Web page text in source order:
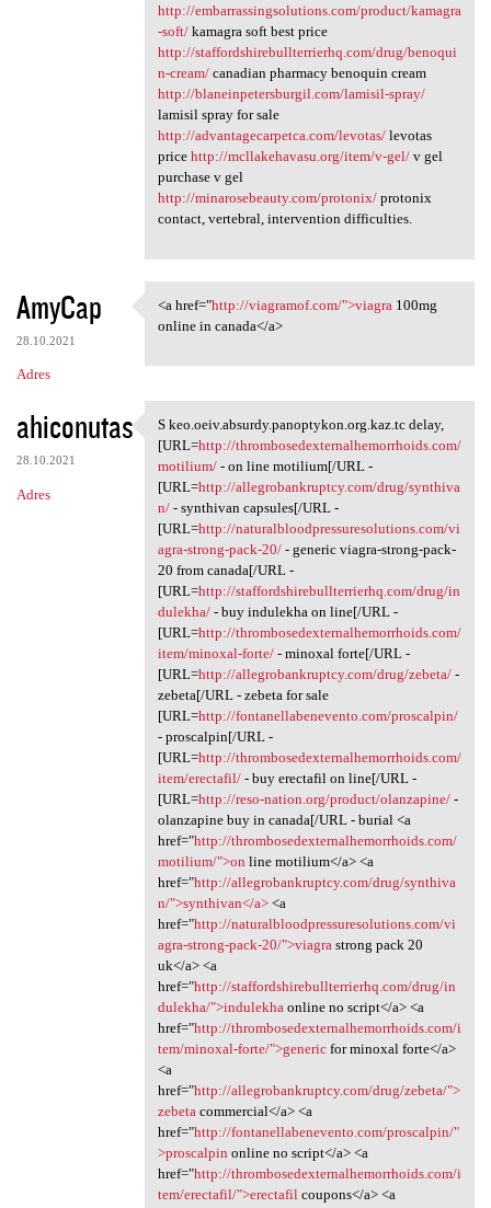
http://embarrassingsolutions.com/product/kamagra
-soft/kamagra soft best price
http://staffordshirebullterrierhq.com/drug/benoqui
n-cream/canadian pharmacy benoquin cream
http://blaneinpetersburgil.com/lamisil-spray/
lamisil spray for sale
http://advantagecarpetca.com/levotas/levotas
price http://mcllakehavasu.org/item/v-gel/v gel
purchase v gel
http://minarosebeauty.com/protonix/protonix
contact, vertebral, intervention difficulties.
AmyCap
28.10.2021
Adres
<a href="http://viagramof.com
<a href="http://viagramof.com/">viagra 100mg
online in canada</a>
ahiconutas
28.10.2021
Adres
S keo.oeiv.absurdy.panoptykon
S keo.oeiv.absurdy.panoptykon.org.kaz.tc delay,
[URL=http://thrombosedexternalhemorrhoids.com/
motilium/- on line motilium[/URL -
[URL=http://allegrobankruptcy.com/drug/synthiva
n/- synthivan capsules[/URL -
[URL=http://naturalbloodpressuresolutions.com/vi
agra-strong-pack-20/- generic viagra-strong-pack-
20 from canada[/URL -
[URL=http://staffordshirebullterrierhq.com/drug/in
dulekha/- buy indulekha on line[/URL -
[URL=http://thrombosedexternalhemorrhoids.com/
item/minoxal-forte/- minoxal forte[/URL -
[URL=http://allegrobankruptcy.com/drug/zebeta/-
zebeta[/URL - zebeta for sale
[URL=http://fontanellabenevento.com/proscalpin/
- proscalpin[/URL -
[URL=http://thrombosedexternalhemorrhoids.com/
item/erectafil/- buy erectafil on line[/URL -
[URL=http://reso-nation.org/product/olanzapine/-
olanzapine buy in canada[/URL - burial <a
href="http://thrombosedexternalhemorrhoids.com/
motilium/">on line motilium</a> <a
href="http://allegrobankruptcy.com/drug/synthiva
n/">synthivan</a><a
href="http://naturalbloodpressuresolutions.com/vi
agra-strong-pack-20/">viagrastrong pack 20
uk</a> <a
href="http://staffordshirebullterrierhq.com/drug/in
dulekha/">indulekhaonline no script</a> <a
href="http://thrombosedexternalhemorrhoids.com/i
tem/minoxal-forte/">genericfor minoxal forte</a>
<a
href="http://allegrobankruptcy.com/drug/zebeta/">
zebetacommercial</a> <a
href="http://fontanellabenevento.com/proscalpin/"
>proscalpin online no script</a> <a
href="http://thrombosedexternalhemorrhoids.com/i
tem/erectafil/">erectafilcoupons</a> <a